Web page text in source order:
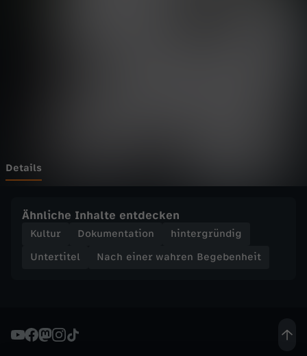
r
n
g
Details
Ähnliche Inhalte entdecken
Kultur Dokumentation
hintergründig
Untertitel
Nach einer wahren Begebenheit